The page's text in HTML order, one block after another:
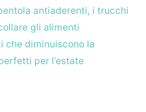
antiaderenti, i trucchi
gli alimenti
che diminuiscono la
per l’estate